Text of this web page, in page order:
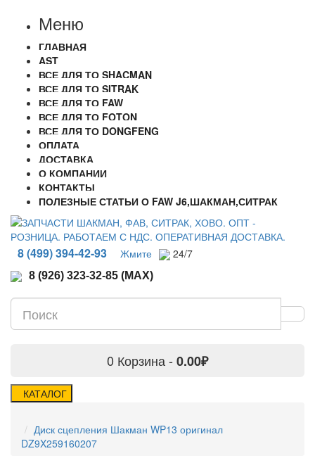
Меню
ГЛАВНАЯ
AST
ВСЕ ДЛЯ ТО SHACMAN
ВСЕ ДЛЯ ТО SITRAK
ВСЕ ДЛЯ ТО FAW
ВСЕ ДЛЯ ТО FOTON
ВСЕ ДЛЯ ТО DONGFENG
ОПЛАТА
ДОСТАВКА
О КОМПАНИИ
КОНТАКТЫ
ПОЛЕЗНЫЕ СТАТЬИ О FAW J6,ШАКМАН,СИТРАК
8 (499) 394-42-93 Жмите 24/7
8 (926) 323-32-85 (MAX)
0 Корзина - 0.00₽
КАТАЛОГ
Диск сцепления Шакман WP13 оригинал
DZ9X259160207